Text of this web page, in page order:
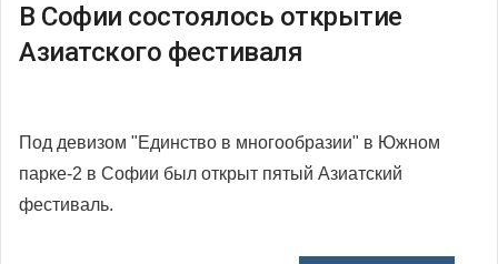
В Софии состоялось открытие
Азиатского фестиваля
Под девизом "Единство в многообразии" в Южном
парке-2 в Софии был открыт пятый Азиатский
фестиваль.